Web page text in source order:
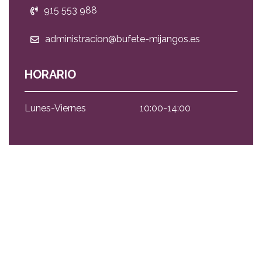
915 553 988
administracion@bufete-mijangos.es
HORARIO
Lunes-Viernes 10:00-14:00